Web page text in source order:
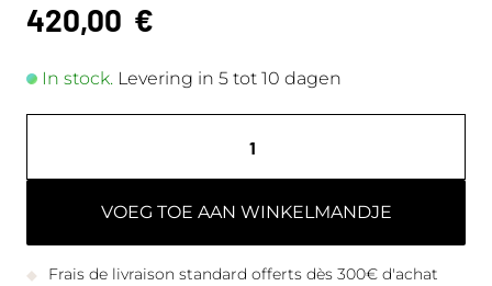
420,00 €
In stock. Levering in 5 tot 10 dagen
VOEG TOE AAN WINKELMANDJE
Frais de livraison standard offerts dès 300€ d'achat